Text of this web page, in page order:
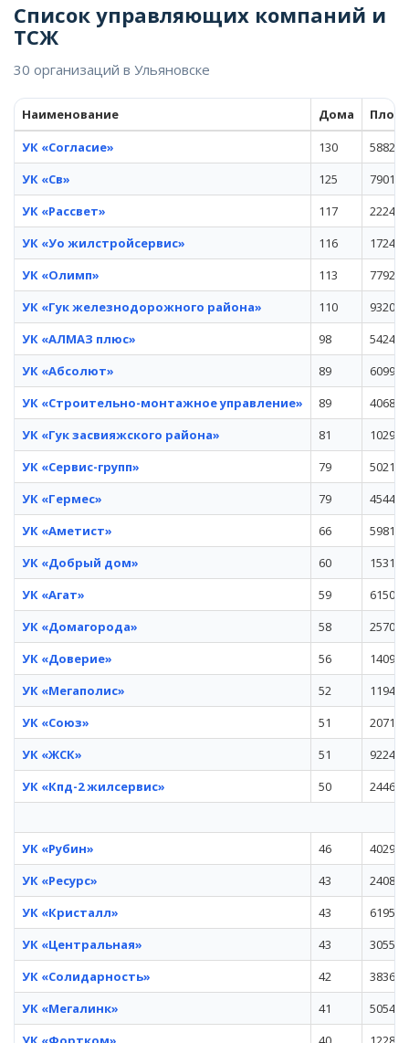
Список управляющих компаний и
ТСЖ
30 организаций в Ульяновске
Наименование Дома
УК «Согласие»
130
588249
УК «Св»
125
790107
УК «Рассвет»
117
222464
УК «Уо жилстройсервис»
116
УК «Олимп»
113
779233
УК «Гук железнодорожного района»
110
93207
УК «АЛМАЗ плюс»
98
542495
УК «Абсолют»
89
609948
УК «Строительно-монтажное управление»
89
406872
УК «Гук засвияжского района»
81
102959
УК «Сервис-групп»
79
50219
УК «Гермес»
79
454437
УК «Аметист»
66
598102
УК «Добрый дом»
60
153145
УК «Агат»
59
615030
УК «Домагорода»
58
25704
УК «Доверие»
56
140924
УК «Мегаполис»
52
119443
УК «Союз»
51
207123
УК «ЖСК»
51
92244
УК «Кпд-2 жилсервис»
50 244632
УК «Рубин» 46
402963
УК «Ресурс»
43
240867
УК «Кристалл»
43
619506
УК «Центральная»
43
30550
УК «Солидарность»
42
383673
УК «Мегалинк»
41
505467